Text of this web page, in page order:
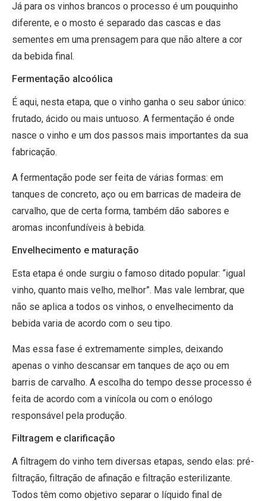
Já para os vinhos brancos o processo é um pouquinho
diferente, e o mosto é separado das cascas e das
sementes em uma prensagem para que não altere a cor
da bebida final.
Fermentação alcoólica
É aqui, nesta etapa, que o vinho ganha o seu sabor único:
frutado, ácido ou mais untuoso. A fermentação é onde
nasce o vinho e um dos passos mais importantes da sua
fabricação.
A fermentação pode ser feita de várias formas: em
tanques de concreto, aço ou em barricas de madeira de
carvalho, que de certa forma, também dão sabores e
aromas inconfundíveis à bebida.
Envelhecimento e maturação
Esta etapa é onde surgiu o famoso ditado popular: “igual
vinho, quanto mais velho, melhor”. Mas vale lembrar, que
não se aplica a todos os vinhos, o envelhecimento da
bebida varia de acordo com o seu tipo.
Mas essa fase é extremamente simples, deixando
apenas o vinho descansar em tanques de aço ou em
barris de carvalho. A escolha do tempo desse processo é
feita de acordo com a vinícola ou com o enólogo
responsável pela produção.
Filtragem e clarificação
A filtragem do vinho tem diversas etapas, sendo elas: pré-
filtração, filtração de afinação e filtração esterilizante.
Todos têm como objetivo separar o líquido final de